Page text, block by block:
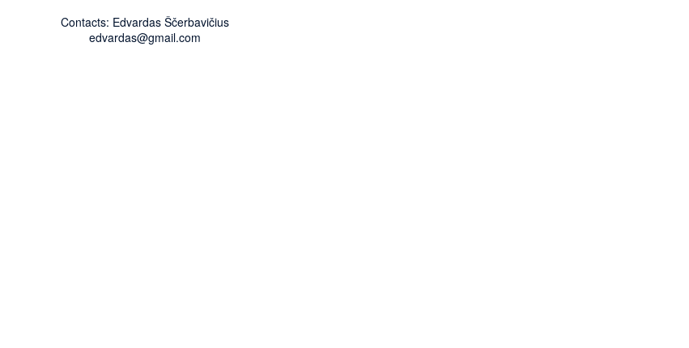
Contacts: Edvardas Ščerbavičius
edvardas@gmail.com